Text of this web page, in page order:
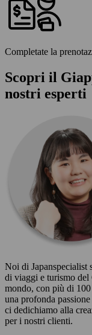
Completate la
Scopri il
nostri esperti
Noi di Japanspecialist
di viaggi e turismo del
mondo, con più di
una profonda
ci dedichiamo alla
per i nostri clienti.